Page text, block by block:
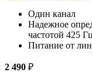
Один канал
Надежное
частотой 425 Гц
Питание от
2 490 ₽